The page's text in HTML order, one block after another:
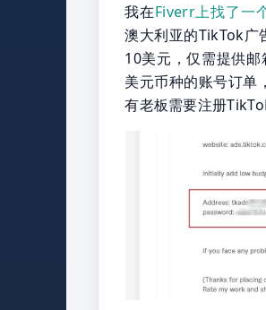
我在Fiverr上找了一
澳大利亚的TikTok广
10美元，仅需提供
美元币种的账号订单
有老板需要注册